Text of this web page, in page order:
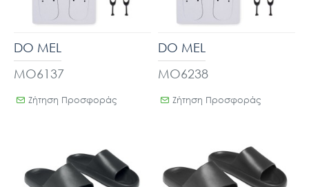
MO6137
DO MEL
Ζήτηση Προσφοράς
MO6238
DO MEL
Ζήτηση Προσφοράς